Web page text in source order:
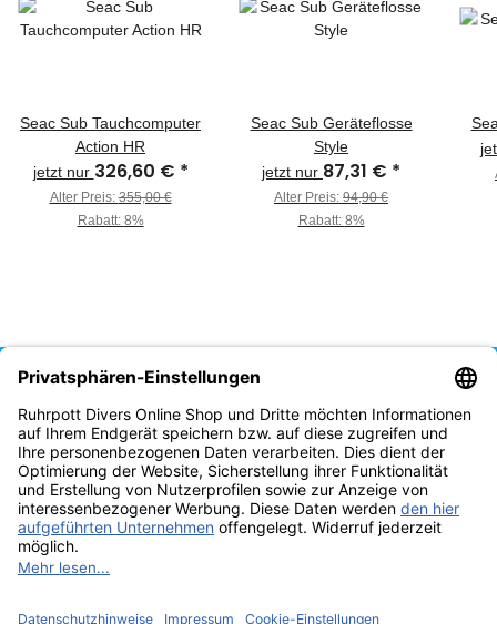
Seac Sub Tauchcomputer
Action HR
jetzt nur 326,60 € *
Alter Preis:355,00 €
Rabatt: 8%
Seac Sub Geräteflosse
Style
jetzt nur 87,31 € *
Alter Preis: 94,90 €
Rabatt: 8%
Vertrag widerrufen